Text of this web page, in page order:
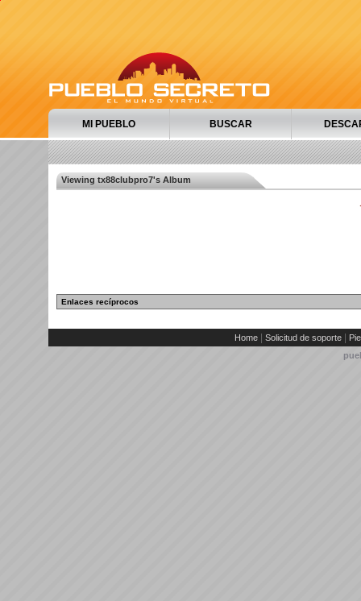
MI PUEBLO BUSCAR
Viewing tx88clubpro7's Album
Enlaces recíprocos
Home Solicitud de soporte